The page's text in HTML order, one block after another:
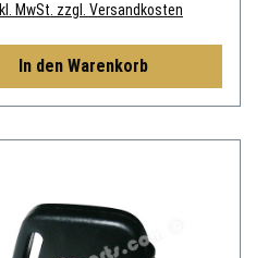
MwSt. zzgl. Versandkosten
In den Warenkorb